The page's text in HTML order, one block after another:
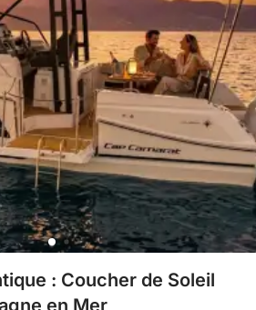
: Coucher de Soleil
en Mer